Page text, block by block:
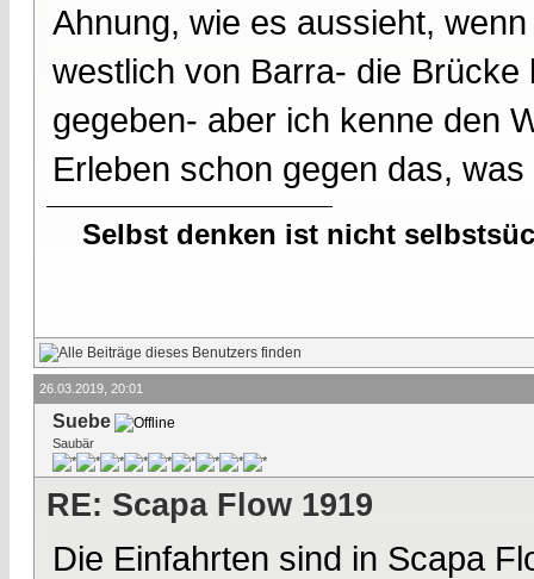
Ahnung, wie es aussieht,
westlich von Barra- die
gegeben- aber ich kenne den
Erleben schon gegen das,
Selbst denken ist nicht
26.03.2019, 20:01
Suebe
Saubär
RE: Scapa Flow 1919
Die Einfahrten sind in Scapa